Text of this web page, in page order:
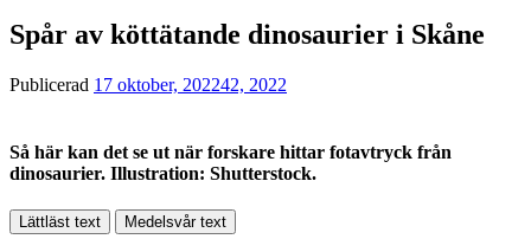
Spår av köttätande dinosaurier i Skåne
Publicerad 17 oktober, 202242, 2022
Så här kan det se ut när forskare hittar fotavtryck från
dinosaurier. Illustration: Shutterstock.
Lättläst text Medelsvår text